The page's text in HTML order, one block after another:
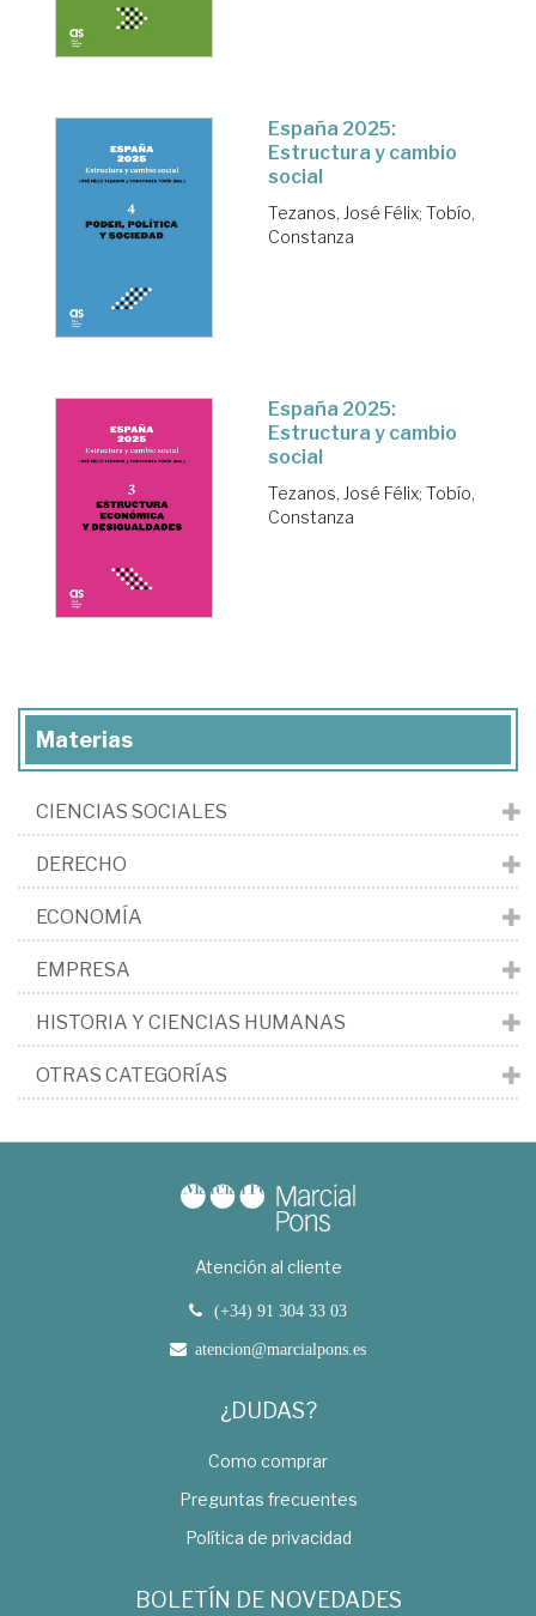
España 2025:
Estructura y cambio
social
Tezanos, José Félix; Tobío,
Constanza
España 2025:
Estructura y cambio
social
Tezanos, José Félix; Tobío,
Constanza
Materias
CIENCIAS SOCIALES
DERECHO
ECONOMÍA
EMPRESA
HISTORIA Y CIENCIAS HUMANAS
OTRAS CATEGORÍAS
Atención al cliente
(+34) 91 304 33 03
atencion@marcialpons.es
¿DUDAS?
Como comprar
Preguntas frecuentes
Política de privacidad
BOLETÍN DE NOVEDADES